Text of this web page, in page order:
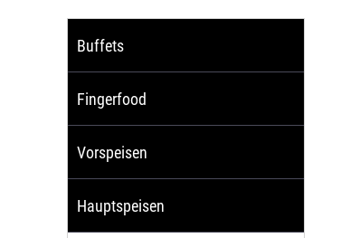
Buffets
Fingerfood
Vorspeisen
Hauptspeisen